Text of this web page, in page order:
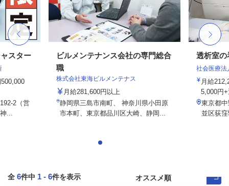
スター
2（営
...
ビルメンテナンス会社の専門総合
職
株式会社東海ビルメンテナス
月給281,600円以上
静岡県三島市南町、 神奈川県小田原
市本町、東京都品川区大崎、静岡...
透析室の
社会医療
月給
5,000円
東京都
並区荻
全 6件中 1 - 6件を表示